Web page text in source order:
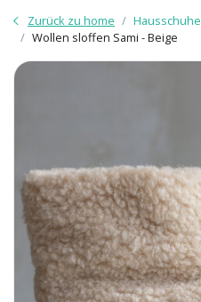
Zurück zu home Hausschuhe
Wollen sloffen Sami - Beige